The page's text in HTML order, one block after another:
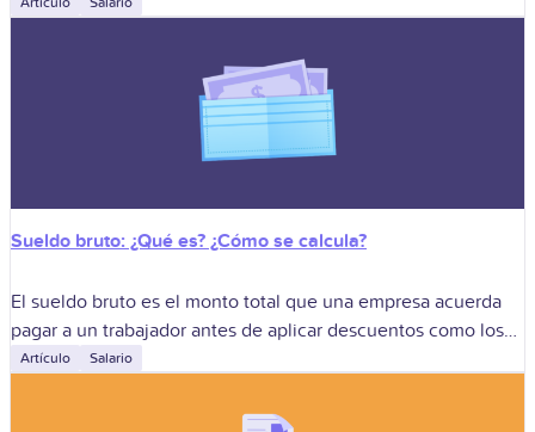
Sueldo bruto: ¿Qué es? ¿Cómo se calcula?
El sueldo bruto es el monto total que una empresa acuerda
pagar a un trabajador antes de aplicar descuentos como los
aportes previsionales, el impuesto a la renta de quinta
Artículo Salario